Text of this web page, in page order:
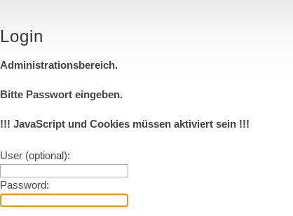
Login
Administrationsbereich.
Bitte Passwort eingeben.
!!! JavaScript und Cookies müssen aktiviert sein !!!
User (optional):
Password: